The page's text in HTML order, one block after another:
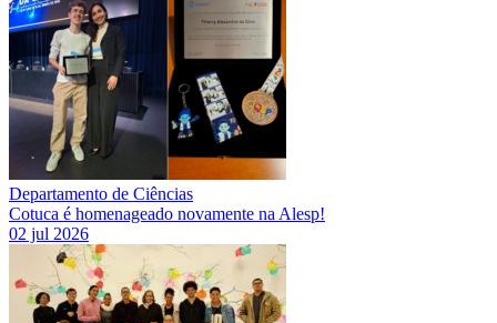
Departamento de Ciências
Cotuca é homenageado novamente na Alesp!
02 jul 2026